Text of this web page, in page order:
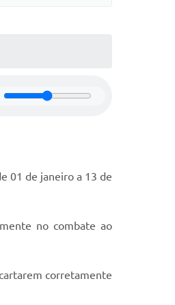
01 de janeiro a 13 de
no combate ao
corretamente